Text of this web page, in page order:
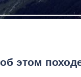
этом